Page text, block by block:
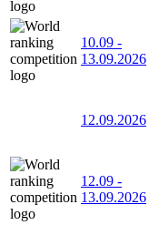
10.09 -
13.09.2026
12.09.2026
12.09 -
13.09.2026